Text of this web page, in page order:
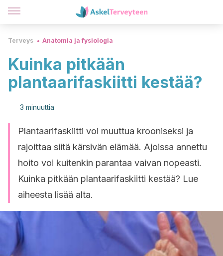
Terveys Anatomia ja fysiologia
Kuinka pitkään
plantaarifaskiitti kestää?
3 minuuttia
Plantaarifaskiitti voi muuttua krooniseksi ja
rajoittaa siitä kärsivän elämää. Ajoissa annettu
hoito voi kuitenkin parantaa vaivan nopeasti.
Kuinka pitkään plantaarifaskiitti kestää? Lue
aiheesta lisää alta.